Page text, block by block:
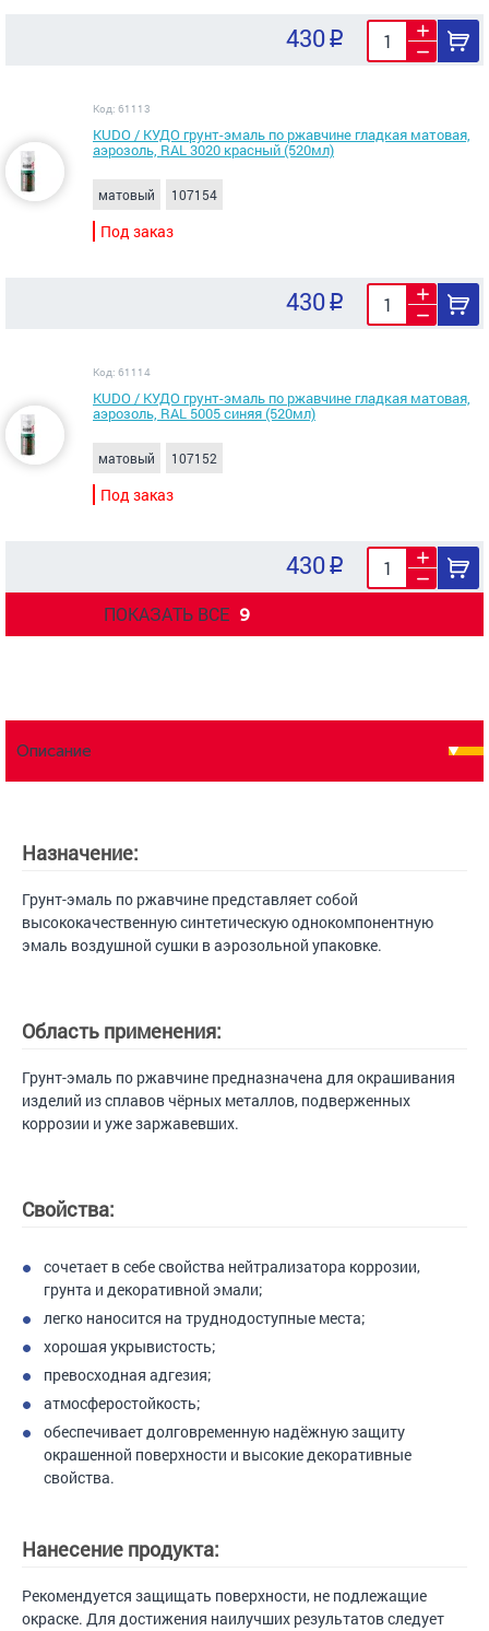
430
Код: 61113
KUDO / КУДО грунт-эмаль по ржавчине гладкая матовая,
аэрозоль, RAL 3020 красный (520мл)
матовый 107154
Под заказ
430
Код: 61114
KUDO / КУДО грунт-эмаль по ржавчине гладкая матовая,
аэрозоль, RAL 5005 синяя (520мл)
матовый 107152
Под заказ
430
ПОКАЗАТЬ ВСЕ 9
Описание
Назначение:
Грунт-эмаль по ржавчине представляет собой
высококачественную синтетическую однокомпонентную
эмаль воздушной сушки в аэрозольной упаковке.
Область применения:
Грунт-эмаль по ржавчине предназначена для окрашивания
изделий из сплавов чёрных металлов, подверженных
коррозии и уже заржавевших.
Свойства:
сочетает в себе свойства нейтрализатора коррозии,
грунта и декоративной эмали;
легко наносится на труднодоступные места;
хорошая укрывистость;
превосходная адгезия;
атмосферостойкость;
обеспечивает долговременную надёжную защиту
окрашенной поверхности и высокие декоративные
свойства.
Нанесение продукта:
Рекомендуется защищать поверхности, не подлежащие
окраске. Для достижения наилучших результатов следует